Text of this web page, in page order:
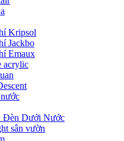
Kripsol
Jackbo
Emaux
acrylic
Đèn Dưới Nước
sân vườn